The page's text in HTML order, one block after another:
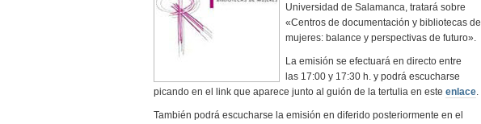
Universidad de Salamanca, tratará sobre
«Centros de documentación y bibliotecas de
mujeres: balance y perspectivas de futuro».
La emisión se efectuará en directo entre
las 17:00 y 17:30 h. y podrá escucharse
picando en el link que aparece junto al guión de la tertulia en este enlace.
También podrá escucharse la emisión en diferido posteriormente en el